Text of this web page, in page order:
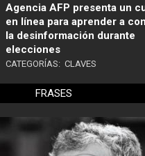
Agencia AFP presenta un
en línea para aprender a
la desinformación durante
elecciones
CATEGORÍAS: CLAVES
FRASES